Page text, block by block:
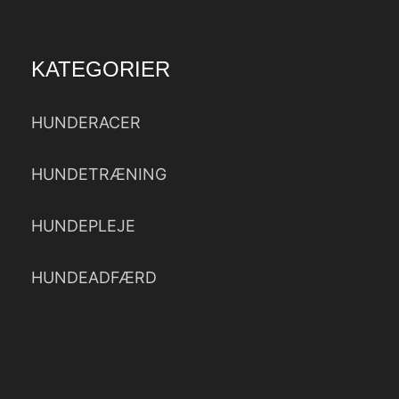
KATEGORIER
HUNDERACER
HUNDETRÆNING
HUNDEPLEJE
HUNDEADFÆRD